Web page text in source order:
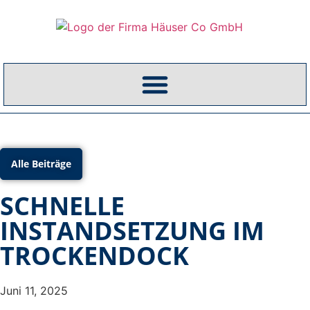
Alle Beiträge
SCHNELLE
INSTANDSETZUNG IM
TROCKENDOCK
Juni 11, 2025